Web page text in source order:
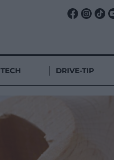
TECH DRIVE-TIP